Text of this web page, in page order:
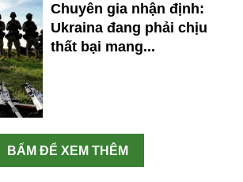
Chuyên gia nhận định:
Ukraina đang phải chịu
thất bại mang...
BẤM ĐỂ XEM THÊM